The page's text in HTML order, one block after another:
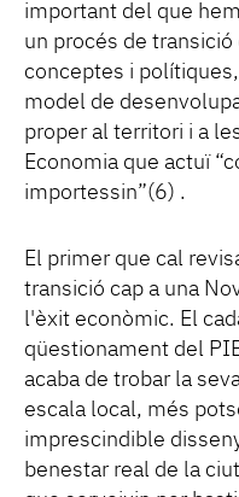
important del que
un procés de
conceptes i
model de
proper al territori i a
Economia que actuï
importessin”(6) .
El primer que cal
transició cap a una
l'èxit econòmic. El
qüestionament del
acaba de trobar la
escala local, més
imprescindible
benestar real de la